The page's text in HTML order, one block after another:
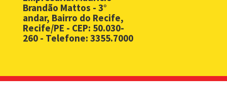
BPM - Desbloqueio de Senha Web - PJ
BPM - Licença Premio
BPM - Monitoramento Áreas de Risco
Brandão Mattos - 3°
andar, Bairro do Recife,
Recife/PE - CEP: 50.030-
260 - Telefone: 3355.7000